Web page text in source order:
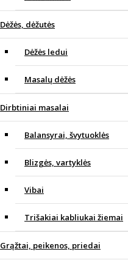
Dėžės, dėžutės
Dėžės ledui
Masalų dėžės
Dirbtiniai masalai
Balansyrai, švytuoklės
Blizgės, vartyklės
Vibai
Trišakiai kabliukai žiemai
Grąžtai, peikenos, priedai